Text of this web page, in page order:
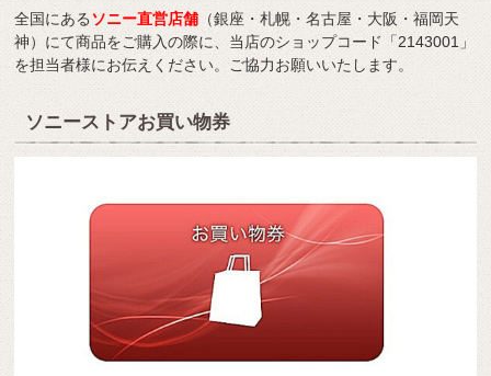
全国にある ソニー直営店舗 （銀座・札幌・名古屋・大阪・福岡天
神）にて商品をご購入の際に、当店のショップコード「2143001」
を担当者様にお伝えください。ご協力お願いいたします。
ソニーストアお買い物券